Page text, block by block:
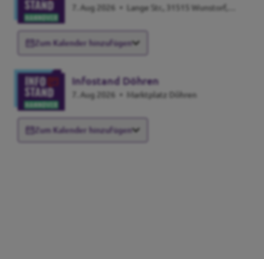
7. Aug 2026 •
Zum Kalender hinzufügen
Infostand Döhren
7. Aug 2026 • Marktplatz Döhren
Zum Kalender hinzufügen